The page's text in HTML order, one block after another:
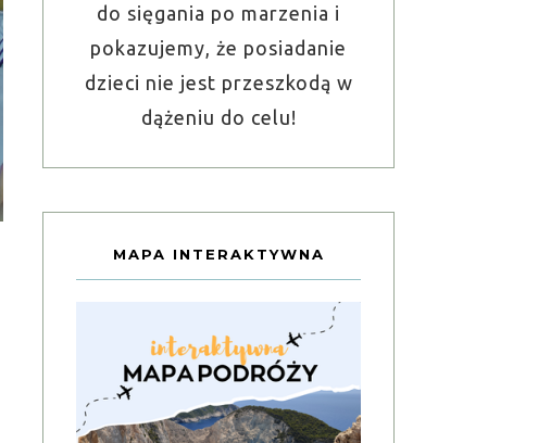
do sięgania po marzenia i
pokazujemy, że posiadanie
dzieci nie jest przeszkodą w
dążeniu do celu!
MAPA INTERAKTYWNA